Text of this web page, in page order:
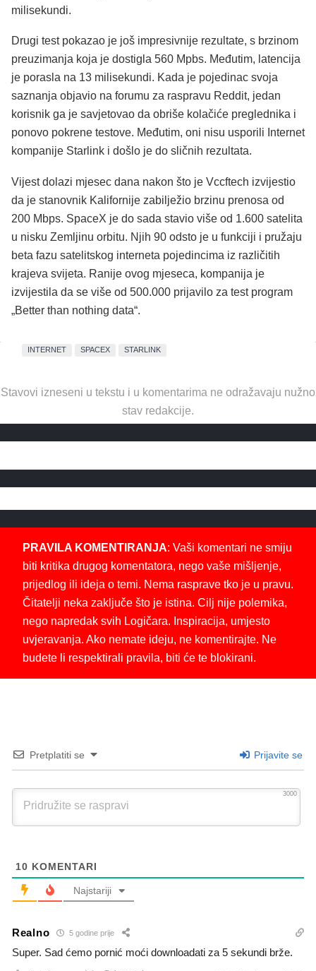
milisekundi.
Drugi test pokazao je još impresivnije rezultate, s brzinom
preuzimanja koja je dostigla 560 Mpbs. Međutim, latencija
je porasla na 13 milisekundi. Kada je pojedinac svoja
saznanja objavio na forumu za raspravu Reddit, jedan
korisnik ga je savjetovao da obriše kolačiće preglednika i
ponovo pokrene testove. Međutim, oni nisu usporili Internet
kompanije Starlink i došlo je do sličnih rezultata.
Vijest dolazi mjesec dana nakon što je Vccftech izvijestio
da je stanovnik Kalifornije zabilježio brzinu prenosa od
200 Mbps. SpaceX je do sada stavio više od 1.600 satelita
u nisku Zemljinu orbitu. Njih 90 odsto je u funkciji i pružaju
beta fazu satelitskog interneta pojedincima iz različitih
krajeva svijeta. Ranije ovog mjeseca, kompanija je
izvijestila da se više od 500.000 prijavilo za test program
„Better than nothing data“.
INTERNET SPACEX STARLINK
Stavovi izneseni u tekstu i u komentarima ne odražavaju nužno
stav redakcije.
PRAVILA KOMENTIRANJA: Vaši komentari ne smiju
biti kritika drugog komentatora, nego vaše mišljenje,
prijedlog ili ideja o temi. Nema rasprave tko je u pravu.
Čitatelji neka zaključe što je istina. Cilj nije polemika,
nego napredak svih Logičara. Inspiracija, umjesto
uvjeravanja. Ako nemate ideju, ne komentirajte. Ne
budete li respektirali pravila, biti će te blokirani.
Pretplatiti se Prijavite se
3000
10 KOMENTARI
Najstariji
Realno 5 godine prije
Super. Sad ćemo pornić moći downloadati za 5 sekundi brže.